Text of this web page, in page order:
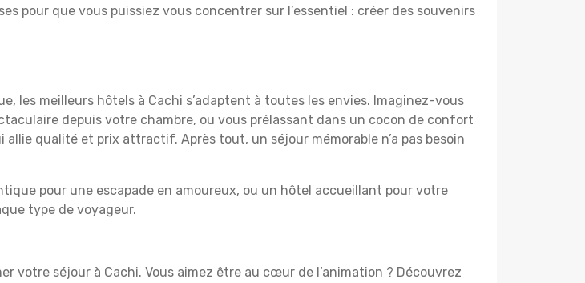
pour que vous puissiez vous concentrer sur l’essentiel : créer des souvenirs
les meilleurs hôtels à Cachi s’adaptent à toutes les envies. Imaginez-vous
depuis votre chambre, ou vous prélassant dans un cocon de confort
qualité et prix attractif. Après tout, un séjour mémorable n’a pas besoin
pour une escapade en amoureux, ou un hôtel accueillant pour votre
type de voyageur.
votre séjour à Cachi. Vous aimez être au cœur de l’animation ? Découvrez